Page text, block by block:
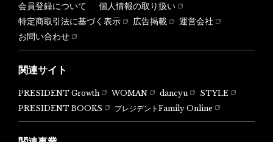
会員登録について
個人情報の取り扱い
特定商取引法に基づく表示
広告掲載
運営会社
お問い合わせ
関連サイト
PRESIDENT Growth WOMAN dancyu
STYLE
PRESIDENT BOOKS
プレジデントFamily Online